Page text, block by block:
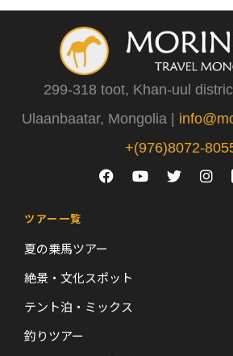
299-318 toot, Khan-uul
Ulaanbaatar, Mongolia |
+(976)8072-
ツアー一覧
夏の乗馬ツアー
絶景・文化スポット
テント泊・ミックス
釣りツアー